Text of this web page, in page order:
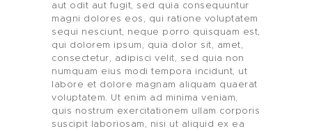
aut odit aut fugit, sed quia consequuntur
magni dolores eos, qui ratione voluptatem
sequi nesciunt, neque porro quisquam est,
qui dolorem ipsum, quia dolor sit, amet,
consectetur, adipisci velit, sed quia non
numquam eius modi tempora incidunt, ut
labore et dolore magnam aliquam quaerat
voluptatem. Ut enim ad minima veniam,
quis nostrum exercitationem ullam corporis
suscipit laboriosam, nisi ut aliquid ex ea